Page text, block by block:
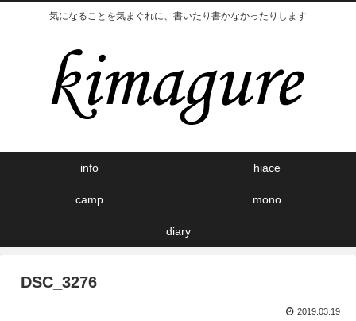
気になることを気まぐれに、書いたり書かなかったりします
info hiace
camp mono
diary
DSC_3276
2019.03.19